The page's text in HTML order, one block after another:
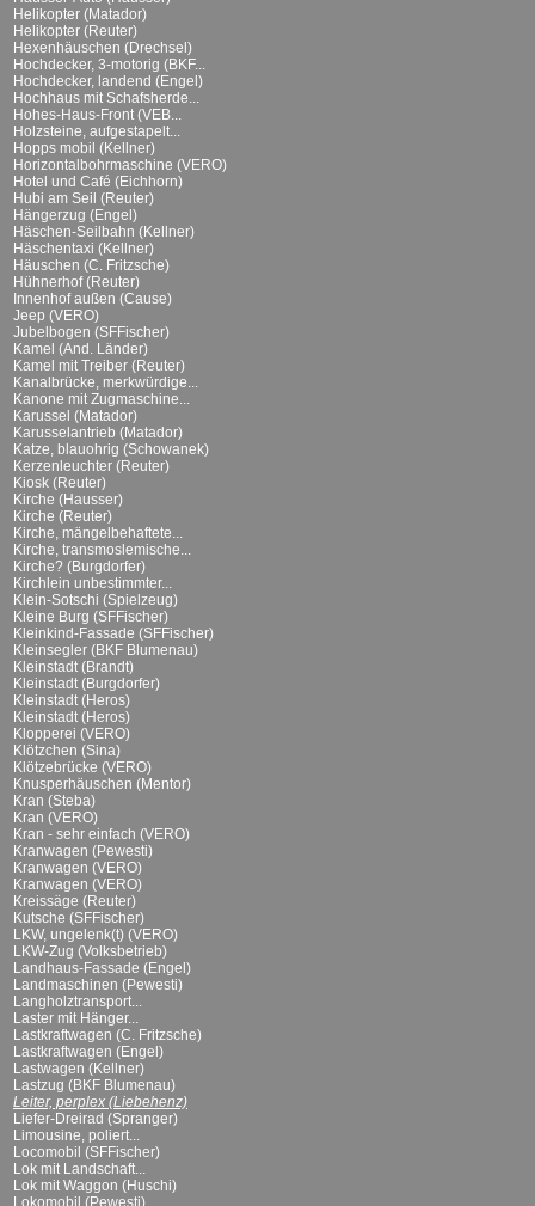
Helikopter (Matador)
Helikopter (Reuter)
Hexenhäuschen (Drechsel)
Hochdecker, 3-motorig (BKF...
Hochdecker, landend (Engel)
Hochhaus mit Schafsherde...
Hohes-Haus-Front (VEB...
Holzsteine, aufgestapelt...
Hopps mobil (Kellner)
Horizontalbohrmaschine (VERO)
Hotel und Café (Eichhorn)
Hubi am Seil (Reuter)
Hängerzug (Engel)
Häschen-Seilbahn (Kellner)
Häschentaxi (Kellner)
Häuschen (C. Fritzsche)
Hühnerhof (Reuter)
Innenhof außen (Cause)
Jeep (VERO)
Jubelbogen (SFFischer)
Kamel (And. Länder)
Kamel mit Treiber (Reuter)
Kanalbrücke, merkwürdige...
Kanone mit Zugmaschine...
Karussel (Matador)
Karusselantrieb (Matador)
Katze, blauohrig (Schowanek)
Kerzenleuchter (Reuter)
Kiosk (Reuter)
Kirche (Hausser)
Kirche (Reuter)
Kirche, mängelbehaftete...
Kirche, transmoslemische...
Kirche? (Burgdorfer)
Kirchlein unbestimmter...
Klein-Sotschi (Spielzeug)
Kleine Burg (SFFischer)
Kleinkind-Fassade (SFFischer)
Kleinsegler (BKF Blumenau)
Kleinstadt (Brandt)
Kleinstadt (Burgdorfer)
Kleinstadt (Heros)
Kleinstadt (Heros)
Klopperei (VERO)
Klötzchen (Sina)
Klötzebrücke (VERO)
Knusperhäuschen (Mentor)
Kran (Steba)
Kran (VERO)
Kran - sehr einfach (VERO)
Kranwagen (Pewesti)
Kranwagen (VERO)
Kranwagen (VERO)
Kreissäge (Reuter)
Kutsche (SFFischer)
LKW, ungelenk(t) (VERO)
LKW-Zug (Volksbetrieb)
Landhaus-Fassade (Engel)
Landmaschinen (Pewesti)
Langholztransport...
Laster mit Hänger...
Lastkraftwagen (C. Fritzsche)
Lastkraftwagen (Engel)
Lastwagen (Kellner)
Lastzug (BKF Blumenau)
Leiter, perplex (Liebehenz)
Liefer-Dreirad (Spranger)
Limousine, poliert...
Locomobil (SFFischer)
Lok mit Landschaft...
Lok mit Waggon (Huschi)
Lokomobil (Pewesti)